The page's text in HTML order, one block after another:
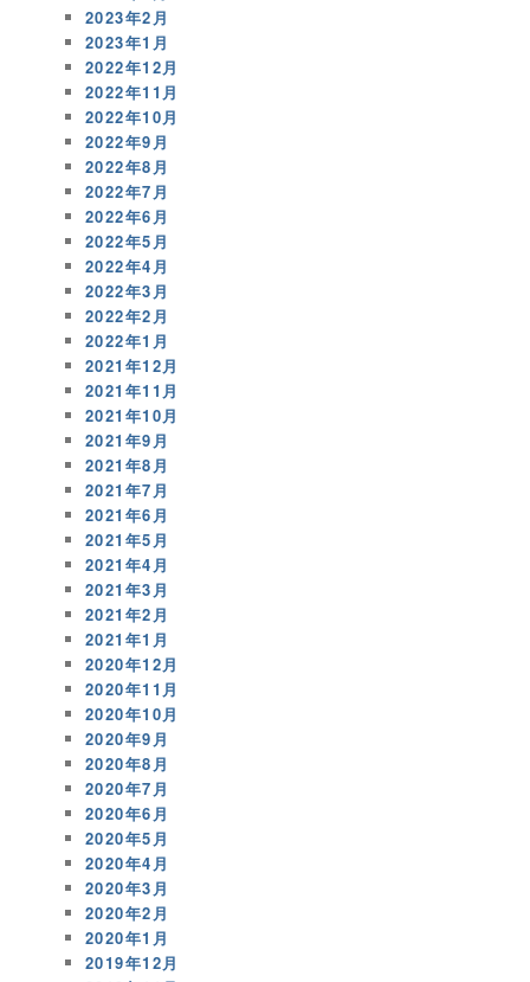
2023年2月
2023年1月
2022年12月
2022年11月
2022年10月
2022年9月
2022年8月
2022年7月
2022年6月
2022年5月
2022年4月
2022年3月
2022年2月
2022年1月
2021年12月
2021年11月
2021年10月
2021年9月
2021年8月
2021年7月
2021年6月
2021年5月
2021年4月
2021年3月
2021年2月
2021年1月
2020年12月
2020年11月
2020年10月
2020年9月
2020年8月
2020年7月
2020年6月
2020年5月
2020年4月
2020年3月
2020年2月
2020年1月
2019年12月